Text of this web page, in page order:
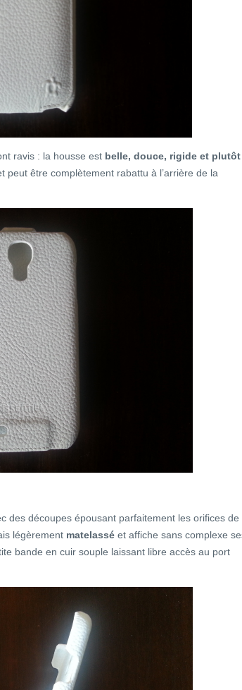
ravis : la housse est belle, douce, rigide et plutôt
peut être complètement rabattu à l’arrière de la
des découpes épousant parfaitement les orifices de
légèrement matelassé et affiche sans complexe
bande en cuir souple laissant libre accès au port